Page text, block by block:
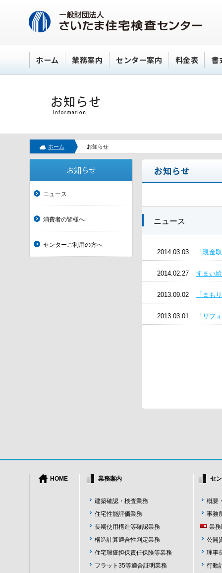
ホーム 業務案内 センター案内 料金表 書
ホーム お知らせ
お知らせ
ニュース
消費者の皆様へ
センターご利用の方へ
お知らせ
ニュース
2014.03.03 「現金
2014.02.27 すまい
2013.09.02 「まも
2013.03.01 「リフ
HOME 業務案内
建築確認・検査業務
住宅性能評価業務
長期使用構造等確認業務
構造計算適合性判定業務
住宅瑕疵担保責任保険等業務
フラット35等適合証明業務
セ
概要
事務
業
公開
理事
行動